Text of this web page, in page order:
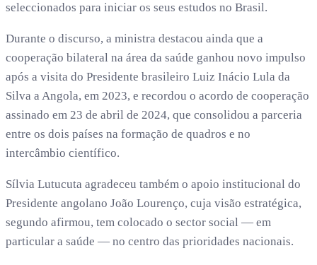
seleccionados para iniciar os seus estudos no Brasil.
Durante o discurso, a ministra destacou ainda que a
cooperação bilateral na área da saúde ganhou novo impulso
após a visita do Presidente brasileiro Luiz Inácio Lula da
Silva a Angola, em 2023, e recordou o acordo de cooperação
assinado em 23 de abril de 2024, que consolidou a parceria
entre os dois países na formação de quadros e no
intercâmbio científico.
Sílvia Lutucuta agradeceu também o apoio institucional do
Presidente angolano João Lourenço, cuja visão estratégica,
segundo afirmou, tem colocado o sector social — em
particular a saúde — no centro das prioridades nacionais.